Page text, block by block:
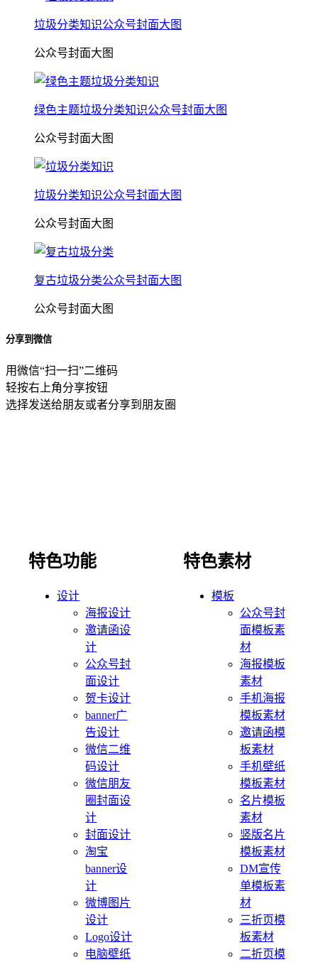
垃圾分类知识公众号封面大图
公众号封面大图
绿色主题垃圾分类知识公众号封面大图
公众号封面大图
垃圾分类知识公众号封面大图
公众号封面大图
复古垃圾分类公众号封面大图
公众号封面大图
分享到微信
用微信“扫一扫”二维码
轻按右上角分享按钮
选择发送给朋友或者分享到朋友圈
特色功能
设计
海报设计
邀请函设
计
公众号封
面设计
贺卡设计
banner广
告设计
微信二维
码设计
微信朋友
圈封面设
计
封面设计
淘宝
banner设
计
微博图片
设计
Logo设计
电脑壁纸
特色素材
模板
公众号封
面模板素
材
海报模板
素材
手机海报
模板素材
邀请函模
板素材
手机壁纸
模板素材
名片模板
素材
竖版名片
模板素材
DM宣传
单模板素
材
三折页模
板素材
二折页模